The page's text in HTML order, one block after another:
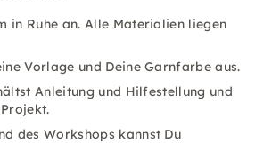
in Ruhe an. Alle Materialien liegen
Vorlage und Deine Garnfarbe aus.
Anleitung und Hilfestellung und
des Workshops kannst Du